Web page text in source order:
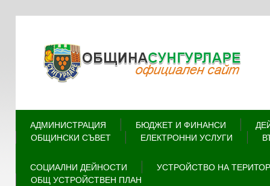
АДМИНИСТРАЦИЯ БЮДЖЕТ И ФИНАНСИ
ОБЩИНСКИ СЪВЕТ
ЕЛЕКТРОННИ УСЛУГИ
СОЦИАЛНИ ДЕЙНОСТИ
УСТРОЙСТВО НА
ОБЩ УСТРОЙСТВЕН ПЛАН